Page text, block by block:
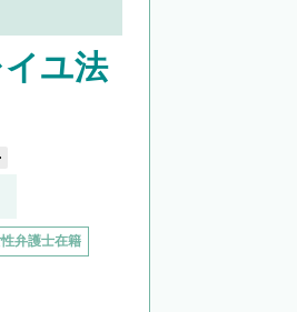
ユ法
弁護士在籍